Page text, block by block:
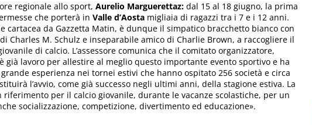
regionale allo sport, Aurelio Marguerettaz: dal 15 al 18 giugno, la prima
che porterà in Valle d’Aosta migliaia di ragazzi tra i 7 e i 12 anni.
cartacea da Gazzetta Matin, è dunque il simpatico bracchetto bianco con
Charles M. Schulz e inseparabile amico di Charlie Brown, a raccogliere il
di calcio. L’assessore comunica che il comitato organizzatore,
già lavoro per allestire al meglio questo importante evento sportivo e ha
esperienza nei tornei estivi che hanno ospitato 256 società e circa
l’avvio, come già successo negli ultimi anni, della stagione estiva. La
riferimento per il calcio giovanile, durante le vacanze scolastiche, per un
socializzazione, competizione, divertimento ed educazione».